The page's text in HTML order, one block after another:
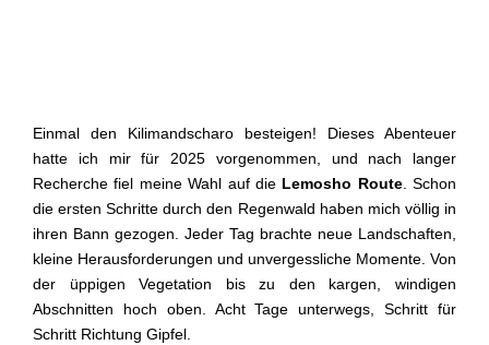
Einmal den Kilimandscharo besteigen! Dieses Abenteuer
hatte ich mir für 2025 vorgenommen, und nach langer
Recherche fiel meine Wahl auf die Lemosho Route. Schon
die ersten Schritte durch den Regenwald haben mich völlig in
ihren Bann gezogen. Jeder Tag brachte neue Landschaften,
kleine Herausforderungen und unvergessliche Momente. Von
der üppigen Vegetation bis zu den kargen, windigen
Abschnitten hoch oben. Acht Tage unterwegs, Schritt für
Schritt Richtung Gipfel.